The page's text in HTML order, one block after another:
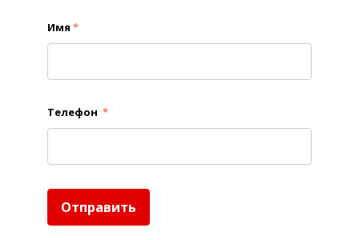
Имя *
Телефон *
Отправить